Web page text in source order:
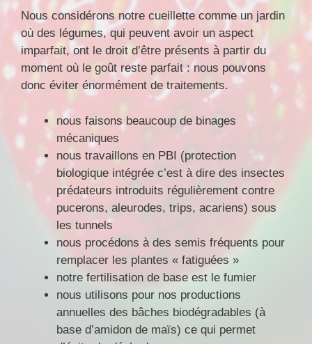
Nous considérons notre cueillette comme un jardin
où des légumes, qui peuvent avoir un aspect
imparfait, ont le droit d’être présents à partir du
moment où le goût reste parfait : nous pouvons
donc éviter énormément de traitements.
nous faisons beaucoup de binages
mécaniques
nous travaillons en PBI (protection
biologique intégrée c’est à dire des insectes
prédateurs introduits régulièrement contre
pucerons, aleurodes, trips, acariens) sous
les tunnels
nous procédons à des semis fréquents pour
remplacer les plantes « fatiguées »
notre fertilisation de base est le fumier
nous utilisons pour nos productions
annuelles des bâches biodégradables (à
base d’amidon de maïs) ce qui permet